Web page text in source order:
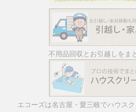
不用品回収とお引越しをま
エコーズは名古屋・愛三岐でハウス